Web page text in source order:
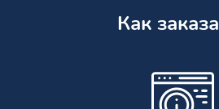
Как